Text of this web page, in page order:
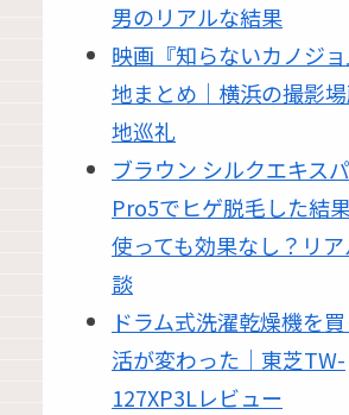
男のリアルな結果
映画『知らないカノジ
地まとめ｜横浜の撮影
地巡礼
ブラウン シルクエキス
Pro5でヒゲ脱毛した結
使っても効果なし？リ
談
ドラム式洗濯乾燥機を
活が変わった｜東芝TW-
127XP3Lレビュー